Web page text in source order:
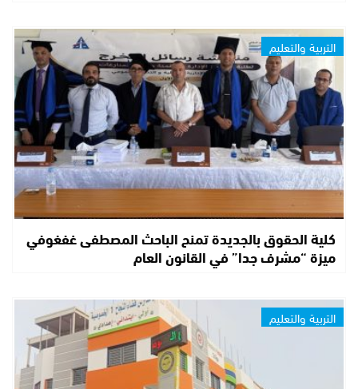
التربية والتعليم
كلية الحقوق بالجديدة تمنح الباحث المصطفى غفغوفي
ميزة “مشرف جدا” في القانون العام
التربية والتعليم